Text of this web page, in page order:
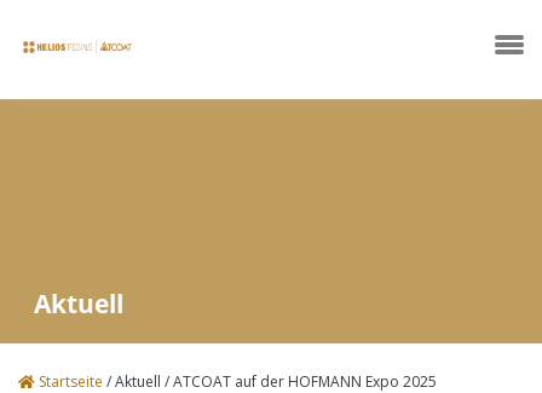
Aktuell
Startseite /Aktuell /ATCOAT auf der HOFMANN Expo 2025
Produkte